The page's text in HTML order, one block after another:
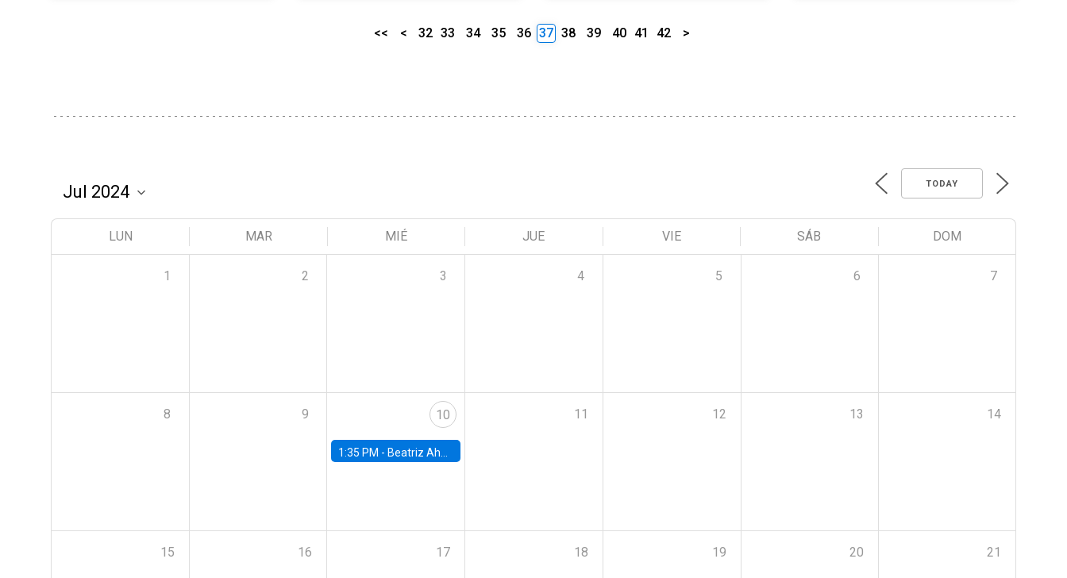
<< < 32 33 34 35 36 37 38 39 40 41 42 >
TODAY
LUN MAR MIÉ JUE VIE SÁB DOM
1 2 3 4 5 6 7
8 9 10
1:35 PM - Beatriz Ahumada, PhD candidate, Universidad de Pittsburgh
11 12 13 14
15 16 17 18 19 20 21